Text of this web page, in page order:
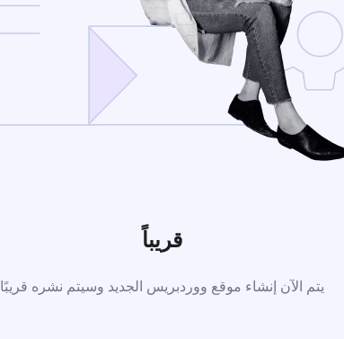
قريباً
يتم الآن إنشاء موقع ووردبريس الجديد وسيتم نشره قريبًا